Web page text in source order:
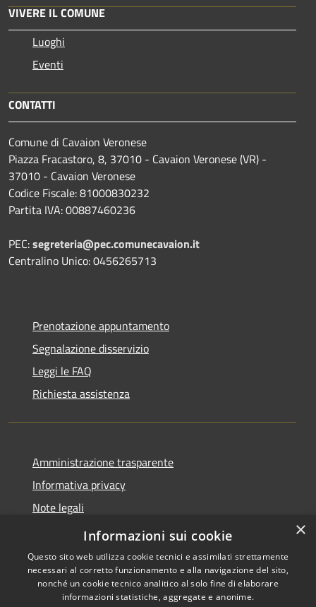
VIVERE IL COMUNE
Luoghi
Eventi
CONTATTI
Comune di Cavaion Veronese
Piazza Fracastoro, 8, 37010 - Cavaion Veronese (VR) -
37010 - Cavaion Veronese
Codice Fiscale: 81000830232
Partita IVA: 00887460236
PEC:segreteria@pec.comunecavaion.it
Centralino Unico: 0456265713
Prenotazione appuntamento
Segnalazione disservizio
Leggi le FAQ
Richiesta assistenza
Amministrazione trasparente
Informativa privacy
Note legali
Dichiarazione di accessibilità
Copyright © 2026 • Comune di
×
Informazioni sui cookie
Questo sito web utilizza cookie tecnici e assimilati strettamente
necessari al corretto funzionamento e alla navigazione del sito,
nonché un cookie tecnico analitico al solo fine di elaborare
informazioni statistiche, aggregate e anonime.